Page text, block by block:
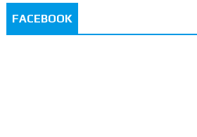
FACEBOOK